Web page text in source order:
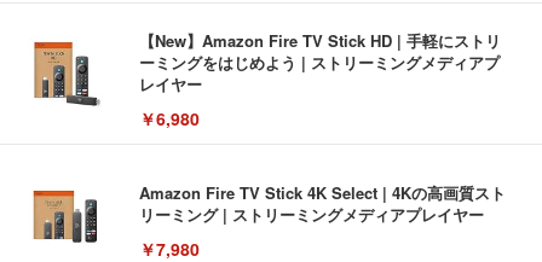
【New】Amazon Fire TV Stick HD | 手軽にストリ
ーミングをはじめよう | ストリーミングメディアプ
レイヤー
￥6,980
Amazon Fire TV Stick 4K Select | 4Kの高画質スト
リーミング | ストリーミングメディアプレイヤー
￥7,980